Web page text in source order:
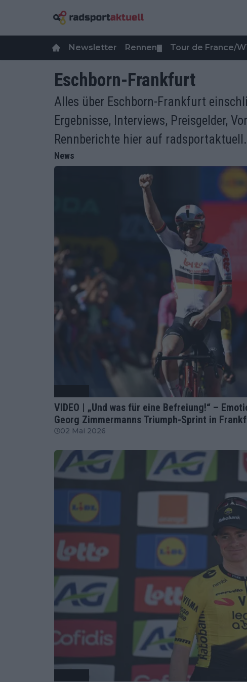
Newsletter Rennen Tour de France/
Eschborn-Frankfurt
Alles über Eschborn-Frankfurt
Ergebnisse, Interviews, Preisgelder,
Rennberichte hier auf
News
VIDEO | „Und was für eine Befreiung!“ –
Georg Zimmermanns Triumph-Sprint in
02 Mai 2026